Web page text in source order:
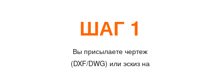
ШАГ 1
Вы присылаете чертеж
(DXF/DWG) или эскиз на